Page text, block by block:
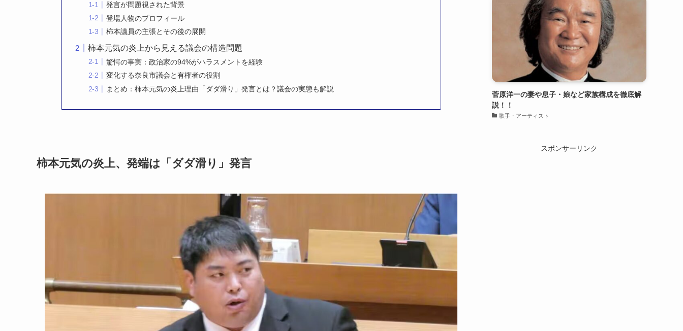
発言が問題視された背景
登場人物のプロフィール
柿本議員の主張とその後の展開
柿本元気の炎上から見える議会の構造問題
驚愕の事実：政治家の94%がハラスメントを経験
変化する奈良市議会と有権者の役割
まとめ：柿本元気の炎上理由「ダダ滑り」発言とは？議会の実態も解説
柿本元気の炎上、発端は「ダダ滑り」発言
菅原洋一の妻や息子・娘など家族構成を徹底解
説！！
歌手・アーティスト
スポンサーリンク